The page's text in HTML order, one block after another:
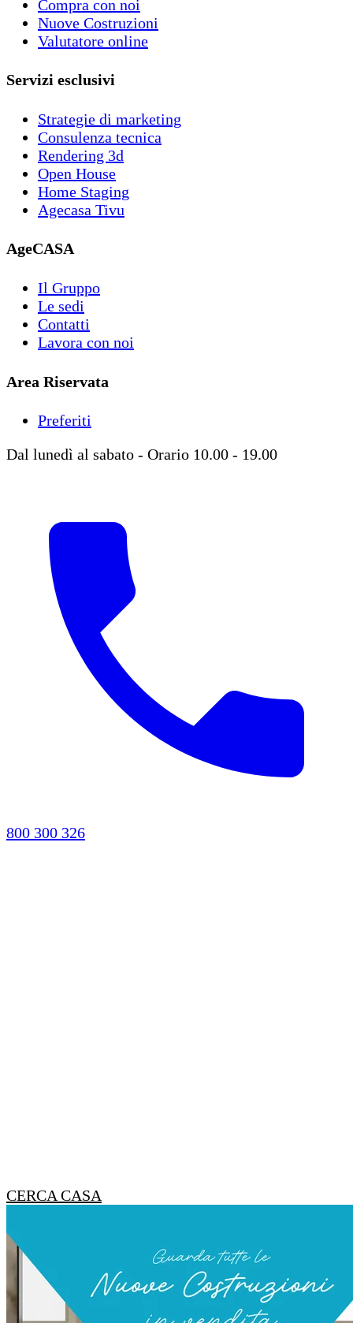
Compra con noi
Nuove Costruzioni
Valutatore online
Servizi esclusivi
Strategie di marketing
Consulenza tecnica
Rendering 3d
Open House
Home Staging
Agecasa Tivu
AgeCASA
Il Gruppo
Le sedi
Contatti
Lavora con noi
Area Riservata
Preferiti
Dal lunedì al sabato - Orario 10.00 - 19.00
800 300 326
CERCA CASA